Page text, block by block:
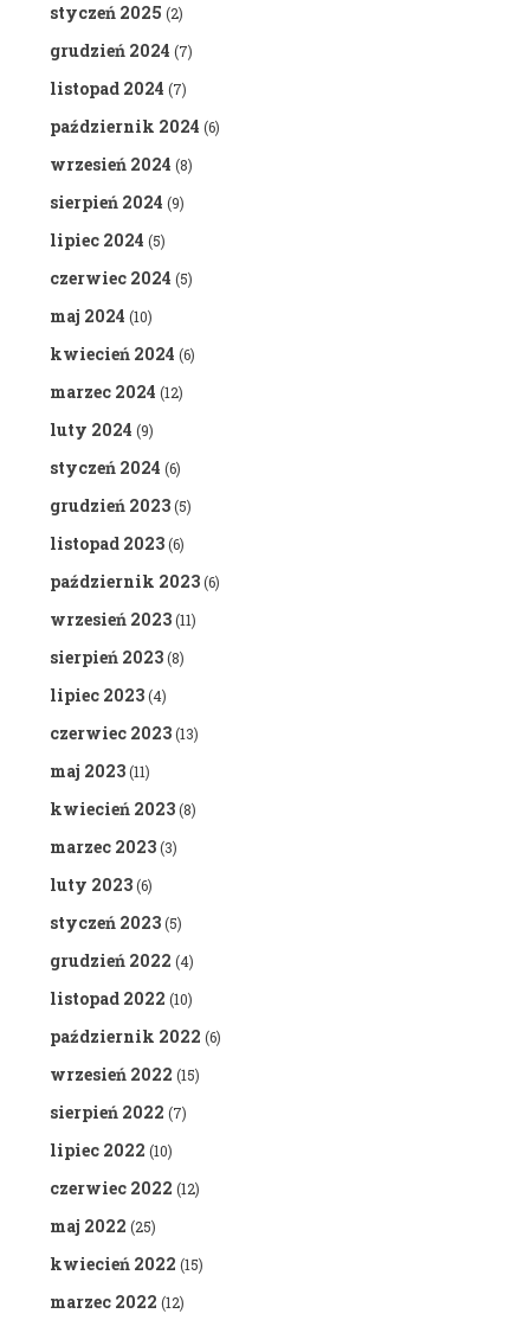
styczeń 2025 (2)
grudzień 2024 (7)
listopad 2024 (7)
październik 2024 (6)
wrzesień 2024 (8)
sierpień 2024 (9)
lipiec 2024 (5)
czerwiec 2024 (5)
maj 2024 (10)
kwiecień 2024 (6)
marzec 2024 (12)
luty 2024 (9)
styczeń 2024 (6)
grudzień 2023(5)
listopad 2023(6)
październik 2023(6)
wrzesień 2023(11)
sierpień 2023(8)
lipiec 2023(4)
czerwiec 2023(13)
maj 2023(11)
kwiecień 2023(8)
marzec 2023(3)
luty 2023(6)
styczeń 2023(5)
grudzień 2022 (4)
listopad 2022 (10)
październik 2022 (6)
wrzesień 2022 (15)
sierpień 2022 (7)
lipiec 2022 (10)
czerwiec 2022 (12)
maj 2022 (25)
kwiecień 2022 (15)
marzec 2022 (12)